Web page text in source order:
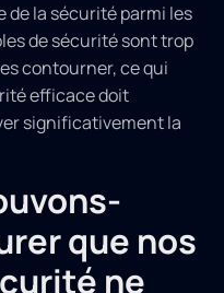
la sécurité parmi les
de sécurité sont trop
contourner, ce qui
efficace doit
significativement la
que nos
ne